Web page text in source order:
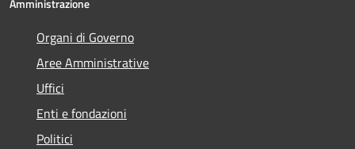
Amministrazione
Organi di Governo
Aree Amministrative
Uffici
Enti e fondazioni
Politici